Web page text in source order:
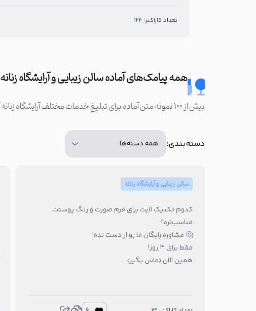
تعداد کاراکتر: 124
همه پیامک‌های آماده سالن زیبایی و آرایشگاه زنانه
بیش از ۱۰۰ نمونه متن آماده برای تبلیغ خدمات مختلف آرایشگاه زنانه آماده کرده‌ایم. شما می‌توانید به راحتی این متن‌ها را ویرایش کرده و برای سالن زیبایی خود استفاده کنید:
دسته‌بندی:
سالن زیبایی و آرایشگاه زنانه
کدوم تکنیک لایت برای فرم صورت و رنگ پوستت
مناسب‌تره؟
🤔 مشاوره رایگان ما رو از دست نده!
فقط برای ۳ روز!
همین الان تماس بگیر: